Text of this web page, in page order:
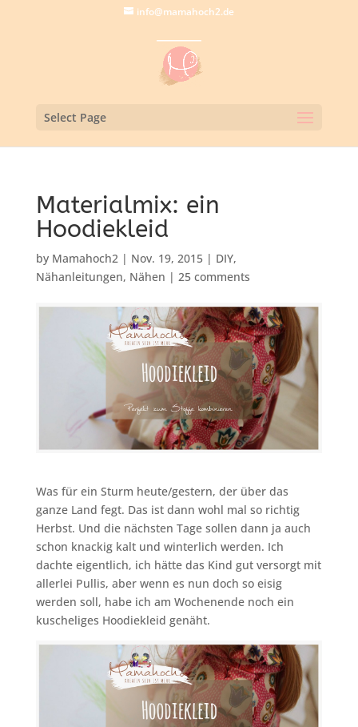
info@mamahoch2.de
Select Page
Materialmix: ein
Hoodiekleid
by Mamahoch2| Nov. 19, 2015| DIY,
Nähanleitungen, Nähen | 25 comments
Was für ein Sturm heute/gestern, der über das
ganze Land fegt. Das ist dann wohl mal so richtig
Herbst. Und die nächsten Tage sollen dann ja auch
schon knackig kalt und winterlich werden. Ich
dachte eigentlich, ich hätte das Kind gut versorgt mit
allerlei Pullis, aber wenn es nun doch so eisig
werden soll, habe ich am Wochenende noch ein
kuscheliges Hoodiekleid genäht.